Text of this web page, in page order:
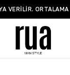
VERILIR.